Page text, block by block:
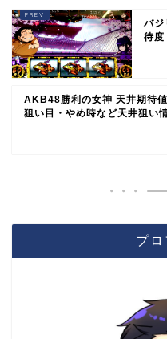
バ
待度
AKB48勝利の女神 天井期待値
狙い目・やめ時など天井狙い
プ